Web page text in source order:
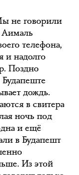
не говорили
Аималь
телефона,
и надолго
Поздно
дождь.
в свитера
ночь под
и ещё
в Будапешт
Из этой